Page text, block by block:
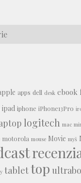
apps dell desk ebook
ipad iphone iPhone13Pro
logitech mac
motorola mouse Movie myš
tablettop